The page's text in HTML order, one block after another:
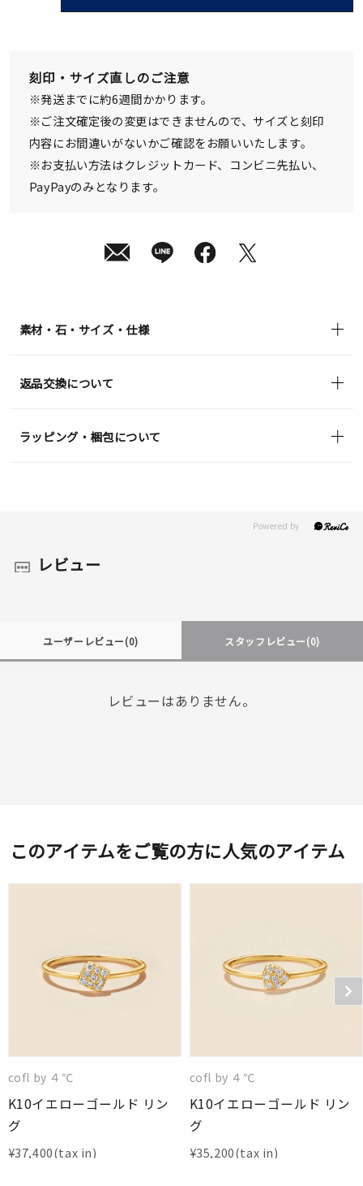
08
送
¥35,200 (tax
in)
刻印・サイズ直しのご注意
※発送までに約6週間かかります。
※ご注文確定後の変更はできませんので、サイズと刻印
内容にお間違いがないかご確認をお願いいたします。
※お支払い方法はクレジットカード、コンビニ先払い、
PayPayのみとなります。
素材・石・サイズ・仕様
返品交換について
ラッピング・梱包について
レビュー
ユーザーレビュー(0) スタッフレビュー(0)
レビューはありません。
このアイテムをご覧の方に人気のアイテム
cofl by ４℃
K10イエローゴールド リン
グ
¥37,400
cofl by ４℃
K10イエローゴールド リン
グ
¥35,200